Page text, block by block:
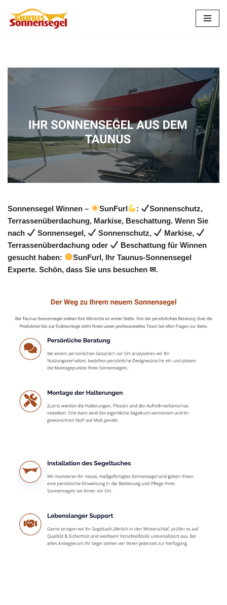
Zum
Sonnensegel Winnen – SunFurl :
Sonnenschutz,
Terrassenüberdachung, Markise, Beschattung. Wenn Sie
nach
Sonnensegel, Sonnenschutz,
Markise,
Terrassenüberdachung oder
Beschattung für Winnen
gesucht haben:
SunFurl, Ihr Taunus-Sonnensegel
Experte. Schön, dass Sie uns besuchen ✉.